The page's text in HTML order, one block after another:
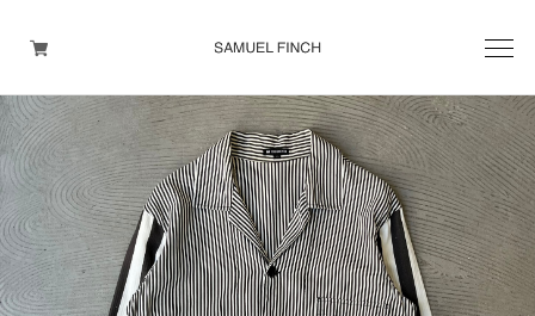
Men's
Maison Martin Margiela
Helmut Lang